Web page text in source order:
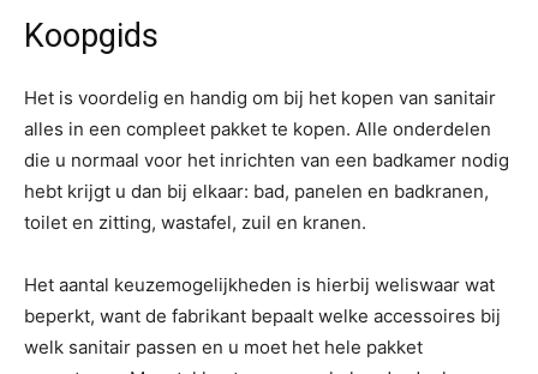
Koopgids
Het is voordelig en handig om bij het kopen van sanitair
alles in een compleet pakket te kopen. Alle onderdelen
die u normaal voor het inrichten van een badkamer nodig
hebt krijgt u dan bij elkaar: bad, panelen en badkranen,
toilet en zitting, wastafel, zuil en kranen.
Het aantal keuzemogelijkheden is hierbij weliswaar wat
beperkt, want de fabrikant bepaalt welke accessoires bij
welk sanitair passen en u moet het hele pakket